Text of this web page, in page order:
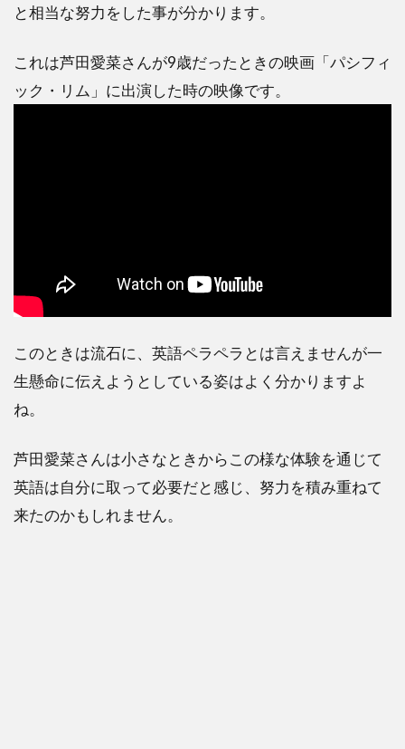
と相当な努力をした事が分かります。
これは芦田愛菜さんが9歳だったときの映画「パシフィ
ック・リム」に出演した時の映像です。
このときは流石に、英語ペラペラとは言えませんが一
生懸命に伝えようとしている姿はよく分かりますよ
ね。
芦田愛菜さんは小さなときからこの様な体験を通じて
英語は自分に取って必要だと感じ、努力を積み重ねて
来たのかもしれません。